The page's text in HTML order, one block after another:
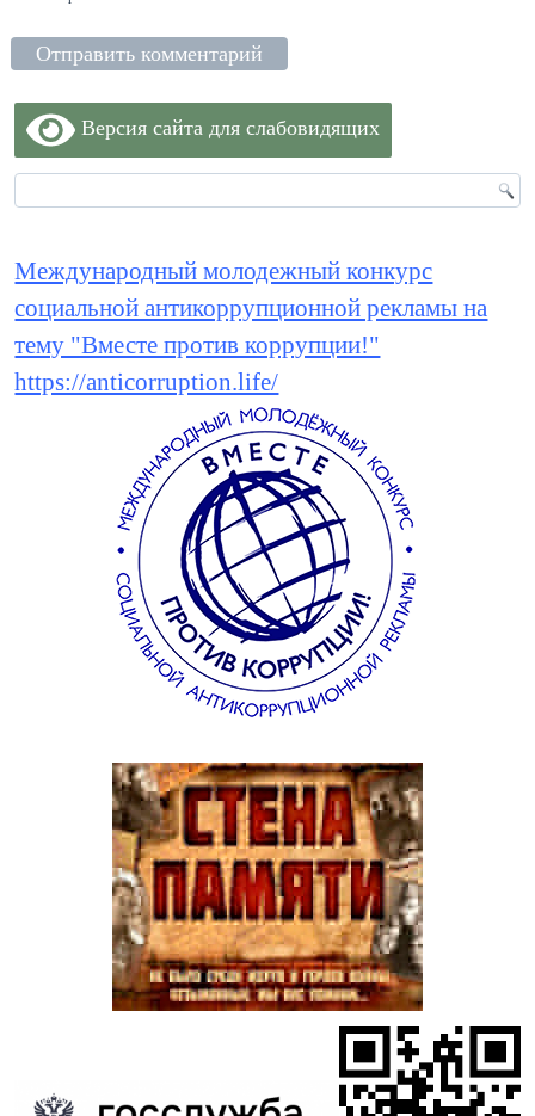
Версия сайта для слабовидящих
Международный молодежный конкурс
социальной антикоррупционной рекламы на
тему "Вместе против коррупции!"
https://anticorruption.life/